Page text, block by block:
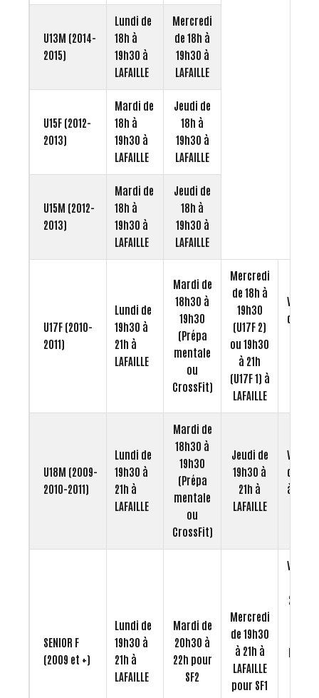
U13M (2014-
2015)
Lundi de
18h à
19h30 à
LAFAILLE
Mercredi
de 18h à
19h30 à
LAFAILLE
U15F (2012-
2013)
Mardi de
18h à
19h30 à
LAFAILLE
Jeudi de
18h à
19h30 à
LAFAILLE
U15M (2012-
2013)
Mardi de
18h à
19h30 à
LAFAILLE
Jeudi de
18h à
19h30 à
LAFAILLE
U17F (2010-
2011)
Lundi de
19h30 à
21h à
LAFAILLE
Mardi de
18h30 à
19h30
(Prépa
mentale
ou
CrossFit)
Mercredi
de 18h à
19h30
(U17F 2)
ou 19h30
à 21h
(U17F 1) à
LAFAILLE
de
U18M (2009-
2010-2011)
Lundi de
19h30 à
21h à
LAFAILLE
Mardi de
18h30 à
19h30
(Prépa
mentale
ou
CrossFit)
Jeudi de
19h30 à
21h à
LAFAILLE
de
à
SENIOR F
(2009 et +)
Lundi de
19h30 à
21h à
LAFAILLE
Mardi de
20h30 à
22h pour
SF2
Mercredi
de 19h30
à 21h à
LAFAILLE
pour SF1
20h30
pour